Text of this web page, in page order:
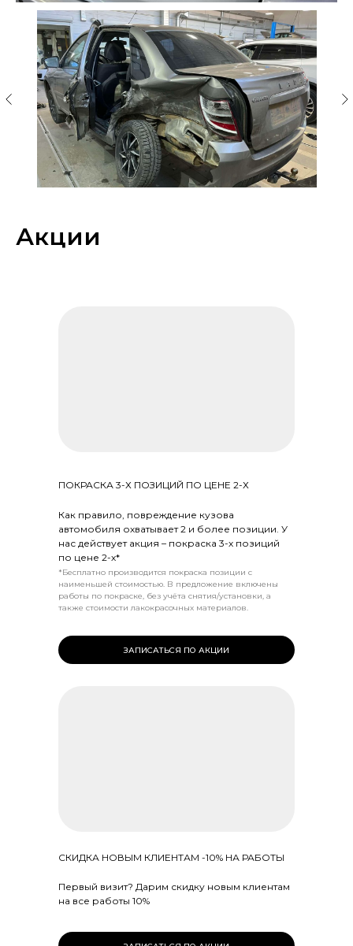
Акции
СКИДКА НОВЫМ КЛИЕНТАМ -10% НА РАБОТЫ
Первый визит? Дарим скидку новым клиентам
на все работы 10%
ПОКРАСКА 3-Х ПОЗИЦИЙ ПО ЦЕНЕ 2-Х
*Бесплатно производится покраска позиции с
наименьшей стоимостью. В предложение включены
работы по покраске, без учёта снятия/установки, а
также стоимости лакокрасочных материалов.
Как правило, повреждение кузова
автомобиля охватывает 2 и более позиции. У
нас действует акция – покраска 3-х позиций
по цене 2-х*
ЗАПИСАТЬСЯ ПО АКЦИИ